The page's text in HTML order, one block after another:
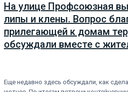
На улице Профсоюзная
липы и клены. Вопрос
прилегающей к домам
обсуждали вместе с
Еще недавно здесь обсуждали, как